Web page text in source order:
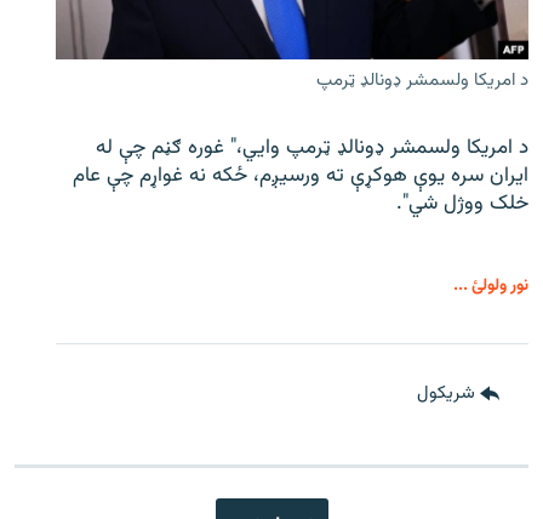
د امریکا ولسمشر ډونالډ ټرمپ
د امریکا ولسمشر ډونالډ ټرمپ وايي،" غوره ګڼم چې له
ایران سره یوې هوکړې ته ورسیږم، ځکه نه غواړم چې عام
خلک ووژل شي".
نور ولولئ ...
شريکول